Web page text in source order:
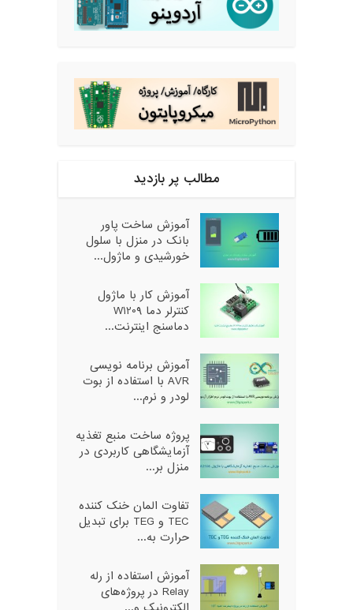
مطالب پر بازدید
آموزش ساخت پاور
بانک در منزل با سلول
خورشیدی و ماژول...
آموزش کار با ماژول
کنترلر دما W1209
دماسنج اینترنت...
آموزش برنامه نویسی
AVR با استفاده از بوت
لودر و نرم...
پروژه ساخت منبع تغذیه
آزمایشگاهی کاربردی در
منزل بر...
تفاوت المان خنک کننده
TEC و TEG برای تبدیل
حرارت به...
آموزش استفاده از رله
Relay در پروژه‌های